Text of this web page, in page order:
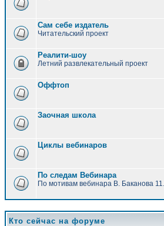
Сам себе издатель
Читательский проект
Реалити-шоу
Летний развлекательный проект
Оффтоп
Заочная школа
Циклы вебинаров
По следам Вебинара
По мотивам вебинара В. Баканова
Кто сейчас на форуме